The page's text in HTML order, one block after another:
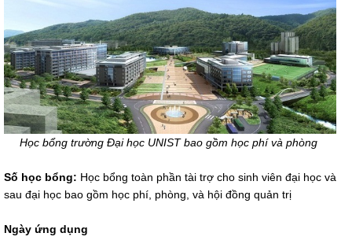
Học bổng trường Đại học UNIST bao gồm học phí và phòng
Số học bổng: Học bổng toàn phần tài trợ cho sinh viên đại học và
sau đại học bao gồm học phí, phòng, và hội đồng quản trị
Ngày ứng dụng